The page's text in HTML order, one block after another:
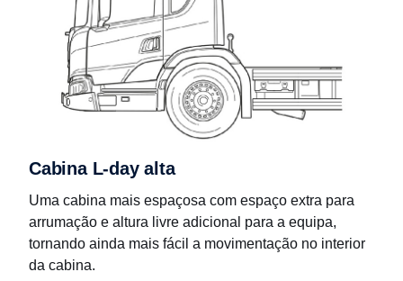
Cabina L-day alta
Uma cabina mais espaçosa com espaço extra para
arrumação e altura livre adicional para a equipa,
tornando ainda mais fácil a movimentação no interior
da cabina.